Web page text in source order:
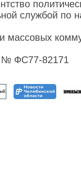
службой по
массовых
№ ФС77-82171